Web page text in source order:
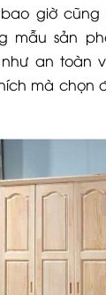
giờ
mẫu sản
an toàn
mà chọn